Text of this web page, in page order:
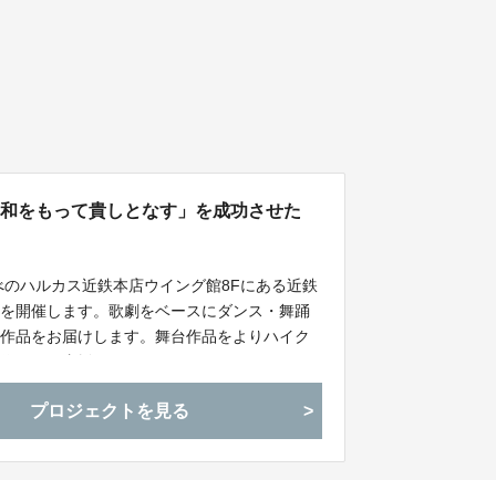
をもって貴しとなす」を成功させた
ハルカス近鉄本店ウイング館8Fにある近鉄
開催します。歌劇をベースにダンス・舞踊
品をお届けします。舞台作品をよりハイク
プロジェクトを見る